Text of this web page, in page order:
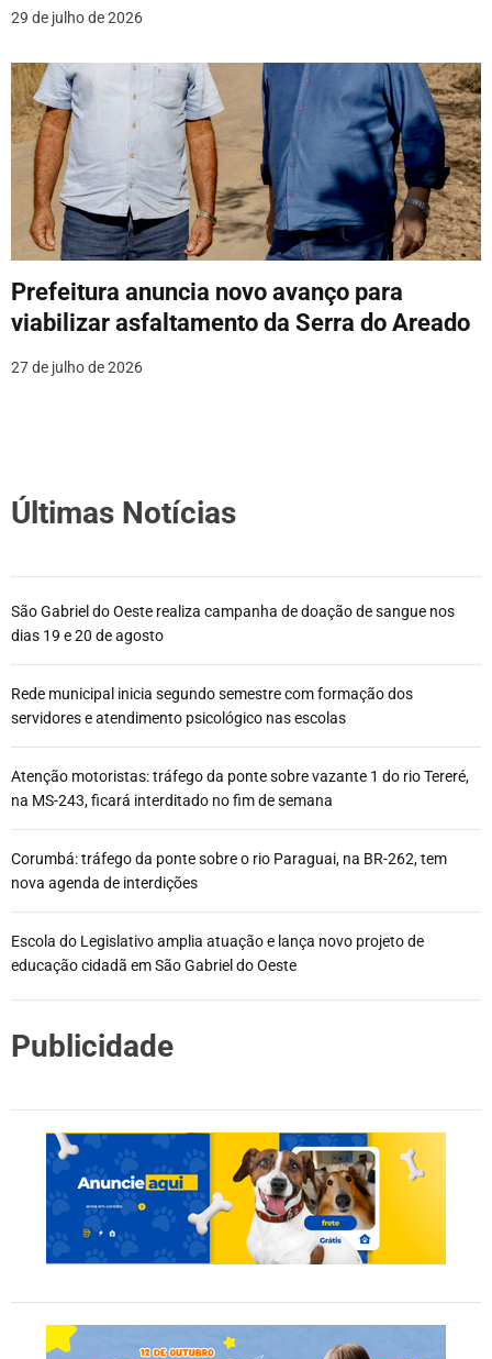
29 de julho de 2026
Prefeitura anuncia novo avanço para
viabilizar asfaltamento da Serra do Areado
27 de julho de 2026
Últimas Notícias
São Gabriel do Oeste realiza campanha de doação de sangue nos
dias 19 e 20 de agosto
Rede municipal inicia segundo semestre com formação dos
servidores e atendimento psicológico nas escolas
Atenção motoristas: tráfego da ponte sobre vazante 1 do rio Tereré,
na MS-243, ficará interditado no fim de semana
Corumbá: tráfego da ponte sobre o rio Paraguai, na BR-262, tem
nova agenda de interdições
Escola do Legislativo amplia atuação e lança novo projeto de
educação cidadã em São Gabriel do Oeste
Publicidade